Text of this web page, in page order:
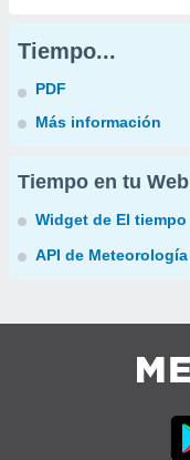
Tiempo...
PDF
Más información
Tiempo en tu Web
Widget de El tiempo
API de Meteorología